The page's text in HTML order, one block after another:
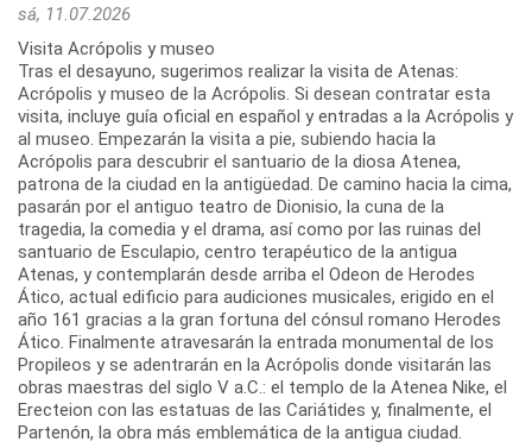
sá, 11.07.2026
Visita Acrópolis y museo
Tras el desayuno, sugerimos realizar la visita de Atenas:
Acrópolis y museo de la Acrópolis. Si desean contratar esta
visita, incluye guía oficial en español y entradas a la Acrópolis y
al museo. Empezarán la visita a pie, subiendo hacia la
Acrópolis para descubrir el santuario de la diosa Atenea,
patrona de la ciudad en la antigüedad. De camino hacia la cima,
pasarán por el antiguo teatro de Dionisio, la cuna de la
tragedia, la comedia y el drama, así como por las ruinas del
santuario de Esculapio, centro terapéutico de la antigua
Atenas, y contemplarán desde arriba el Odeon de Herodes
Ático, actual edificio para audiciones musicales, erigido en el
año 161 gracias a la gran fortuna del cónsul romano Herodes
Ático. Finalmente atravesarán la entrada monumental de los
Propileos y se adentrarán en la Acrópolis donde visitarán las
obras maestras del siglo V a.C.: el templo de la Atenea Nike, el
Erecteion con las estatuas de las Cariátides y, finalmente, el